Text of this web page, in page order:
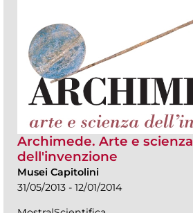
Archimede. Arte e scienza
dell'invenzione
Musei Capitolini
31/05/2013 - 12/01/2014